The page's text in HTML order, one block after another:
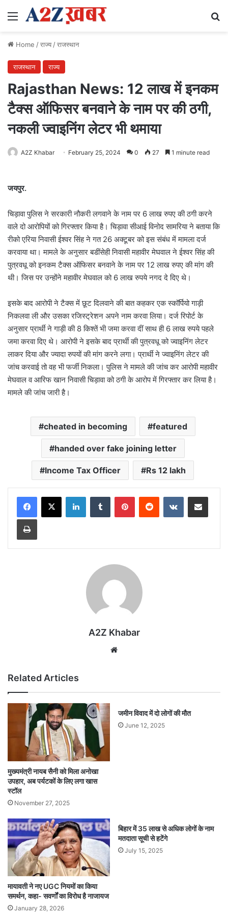
Menu
Home /राज्य/राजस्थान
राजस्थान राज्य
Rajasthan News: 12 लाख में इनकम
टैक्स ऑफिसर बनवाने के नाम पर की ठगी,
नकली ज्वाइनिंग लेटर भी थमाया
A2Z Khabar February 25, 2024 0 27 1 minute read
जयपुर.
चिड़ावा पुलिस ने सरकारी नौकरी लगवाने के नाम पर 6 लाख रुपए की ठगी करने
वाले दो आरोपियों को गिरफ्तार किया है। चिड़ावा सीआई विनोद सामरिया ने बताया कि
रीको एरिया निवासी ईश्वर सिंह ने गत 26 अक्टूबर को इस संबंध में मामला दर्ज
करवाया था। मामले के अनुसार बडींसेही निवासी महावीर मेघवाल ने ईश्वर सिंह की
पुत्रवधू को इनकम टैक्स ऑफिसर बनवाने के नाम पर 12 लाख रुपए की मांग की
थी। जिस पर उन्होंने महावीर मेघवाल को 6 लाख रुपये नगद दे दिए थे।
इसके बाद आरोपी ने टैक्स में छूट दिलवाने की बात कहकर एक स्कॉर्पियो गाड़ी
निकलवा ली और उसका रजिस्ट्रेशन अपने नाम करवा लिया। दर्ज रिपोर्ट के
अनुसार प्रार्थी ने गाड़ी की 8 किश्तें भी जमा करवा दीं साथ ही 6 लाख रुपये पहले
जमा करवा दिए थे। आरोपी ने इसके बाद प्रार्थी की पुत्रवधू को ज्वाइनिंग लेटर
लाकर दिया और ज्यादा रुपयों की मांग करने लगा। प्रार्थी ने ज्वाइनिंग लेटर की
जांच करवाई तो वह भी फर्जी निकला। पुलिस ने मामले की जांच कर आरोपी महावीर
मेघवाल व आरिफ खान निवासी चिड़ावा को ठगी के आरोप में गिरफ्तार कर लिया है।
मामले की जांच जारी है।
cheated in becoming featured
handed over fake joining letter
Income Tax Officer Rs 12 lakh
LinkedInTumblr PinterestReddit VKontakteShare via Email
Print
A2Z Khabar
Related Articles
मुख्यमंत्री नायब सैनी को मिला अनोखा
उपहार, अब पर्यटकों के लिए लगा खास
स्टॉल
November 27, 2025
जमीन विवाद में दो लोगों की मौत
June 12, 2025
मायावती ने नए UGC नियमों का किया
समर्थन, कहा- सवर्णों का विरोध है नाजायज
January 28, 2026
बिहार में 35 लाख से अधिक लोगों के नाम
मतदाता सूची से हटेंगे
July 15, 2025